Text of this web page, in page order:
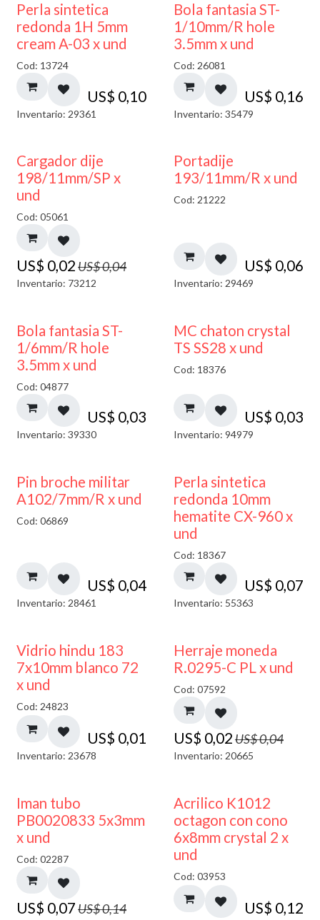
Perla sintetica
redonda 1H 5mm
cream A-03 x und
Cod: 13724
US$ 0,10
Inventario: 29361
Bola fantasia ST-
1/10mm/R hole
3.5mm x und
Cod: 26081
US$ 0,16
Inventario: 35479
50% DESCUENTO
Cargador dije
198/11mm/SP x
und
Cod: 05061
US$ 0,02US$0,04
Inventario: 73212
Portadije
193/11mm/R x und
Cod: 21222
US$ 0,06
Inventario: 29469
Bola fantasia ST-
1/6mm/R hole
3.5mm x und
Cod: 04877
US$ 0,03
Inventario: 39330
MC chaton crystal
TS SS28 x und
Cod: 18376
US$ 0,03
Inventario: 94979
Pin broche militar
A102/7mm/R x und
Cod: 06869
US$ 0,04
Inventario: 28461
Perla sintetica
redonda 10mm
hematite CX-960 x
und
Cod: 18367
US$ 0,07
Inventario: 55363
40% DESCUENTO
Vidrio hindu 183
7x10mm blanco 72
x und
Cod: 24823
US$ 0,01
Inventario: 23678
50% DESCUENTO
Herraje moneda
R.0295-C PL x und
Cod: 07592
US$ 0,02US$0,04
Inventario: 20665
50% DESCUENTO
Iman tubo
PB0020833 5x3mm
x und
Cod: 02287
US$ 0,07US$0,14
Acrilico K1012
octagon con cono
6x8mm crystal 2 x
und
Cod: 03953
US$ 0,12